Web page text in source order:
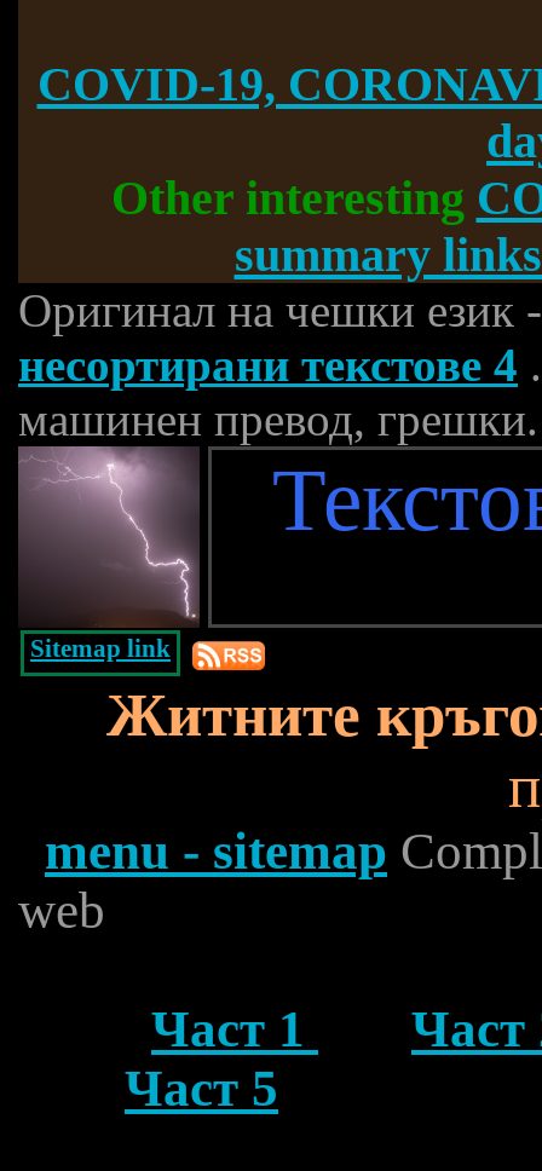
COVID-19,
Other interesting
summary
Оригинал на чешки език
несортирани текстове 4
машинен превод, грешки.
Sitemap link
Житните
menu - sitemap
web
Част 1
Част 5